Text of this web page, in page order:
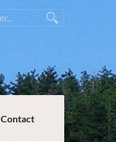
Contact